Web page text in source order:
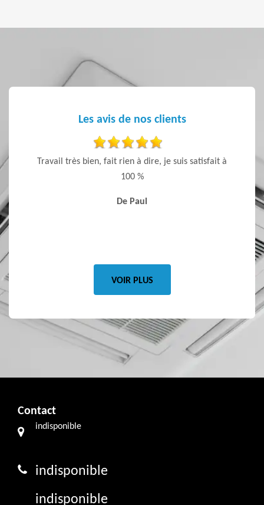
Les avis de nos clients
Travail très bien, fait rien à dire, je suis satisfait à
100 %
De Paul
VOIR PLUS
Contact
indisponible
indisponible
indisponible